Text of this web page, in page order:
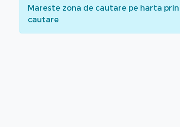
Mareste zona de cautare pe harta
cautare